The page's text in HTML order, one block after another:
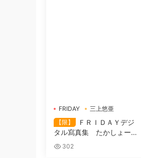
FRIDAY
三上悠亜
寫真集
【限】
ＦＲＩＤＡＹデジ
タル寫真集 たかしょー×
三上悠亜×紗倉まな 「饗
302